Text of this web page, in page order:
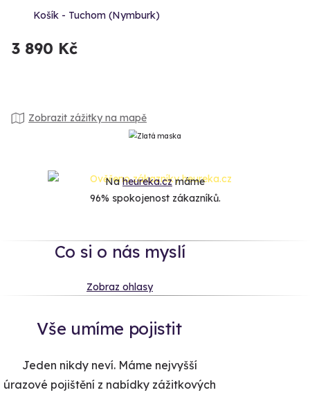
Košík - Tuchom (Nymburk)
3 890 Kč
Zobrazit zážitky na mapě
Naheureka.czmáme
96% spokojenost zákazníků.
Co si o nás myslí
Zobraz ohlasy
Vše umíme pojistit
Jeden nikdy neví. Máme nejvyšší
úrazové pojištění z nabídky zážitkových